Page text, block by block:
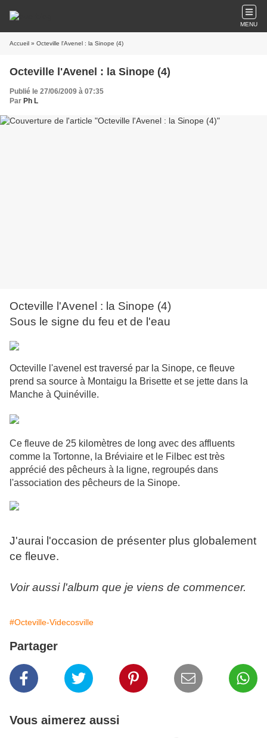
MENU
Accueil » Octeville l'Avenel : la Sinope (4)
Octeville l'Avenel : la Sinope (4)
Publié le 27/06/2009 à 07:35
Par Ph L
Octeville l'Avenel : la Sinope (4)
Sous le signe du feu et de l'eau
Octeville l'avenel est traversé par la Sinope, ce fleuve
prend sa source à Montaigu la Brisette et se jette dans la
Manche à Quinéville.
Ce fleuve de 25 kilomètres de long avec des affluents
comme la Tortonne, la Bréviaire et le Filbec est très
apprécié des pêcheurs à la ligne, regroupés dans
l'association des pêcheurs de la Sinope.
J'aurai l'occasion de présenter plus globalement
ce fleuve.
Voir aussi l'album que je viens de commencer.
#Octeville-Videcosville
Partager
Vous aimerez aussi